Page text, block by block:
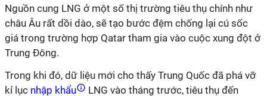
Nguồn cung LNG ở một số thị trường tiêu thụ chính như
châu Âu rất dồi dào, sẽ tạo bước đệm chống lại cú sốc
giá trong trường hợp Qatar tham gia vào cuộc xung đột ở
Trung Đông.
Trong khi đó, dữ liệu mới cho thấy Trung Quốc đã phá vỡ
kỉ lục nhập khẩu LNG vào tháng trước, tiêu thụ đến